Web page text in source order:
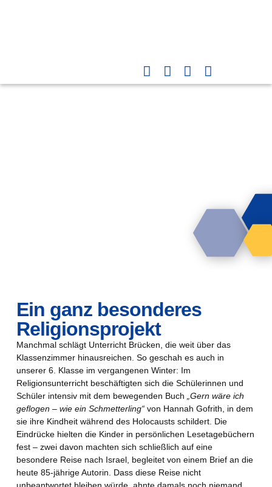
Ein ganz besonderes
Religionsprojekt
Manchmal schlägt Unterricht Brücken, die weit über das
Klassenzimmer hinausreichen. So geschah es auch in
unserer 6. Klasse im vergangenen Winter: Im
Religionsunterricht beschäftigten sich die Schülerinnen und
Schüler intensiv mit dem bewegenden Buch
„Gern wäre ich
geflogen – wie ein Schmetterling“von Hannah Gofrith, in dem
sie ihre Kindheit während des Holocausts schildert. Die
Eindrücke hielten die Kinder in persönlichen Lesetagebüchern
fest – zwei davon machten sich schließlich auf eine
besondere Reise nach Israel, begleitet von einem Brief an die
heute 85-jährige Autorin. Dass diese Reise nicht